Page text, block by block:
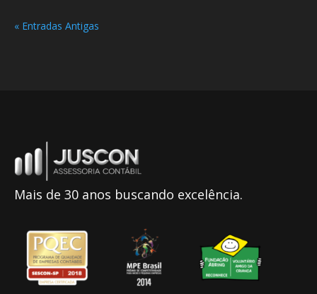
« Entradas Antigas
Mais de 30 anos buscando excelência.